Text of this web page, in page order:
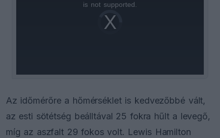
Video
Player
loading.
is not supported.
Az időmérőre a hőmérséklet is kedvezőbbé vált,
az esti sötétség beálltával 25 fokra hűlt a levegő,
míg az aszfalt 29 fokos volt. Lewis Hamilton